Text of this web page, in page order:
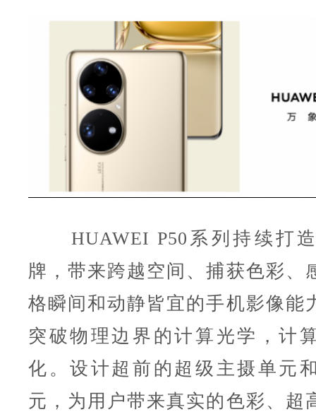
HUAWEI P50系列持续打
牌，带来跨越空间、捕获色彩、
格瞬间和动静皆宜的手机影像能
突破物理边界的计算光学，计
化。设计超前的超级主摄单元
元，为用户带来真实的色彩、超